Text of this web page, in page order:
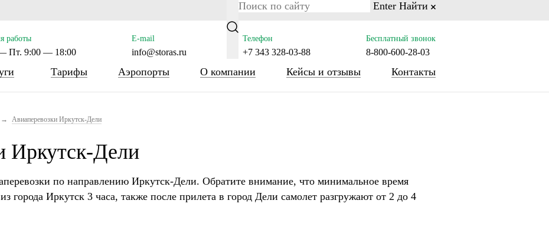
storas.ru/public_html/wp-content/themes/tsl-theme/header.php on line 77 Enter Найти
работы
Пт. 9:00 — 18:00
E-mail
info@storas.ru
Телефон
+7 343 328-03-88
Бесплатный звонок
8-800-600-28-03
Тарифы Аэропорты О компании Кейсы и отзывы Контакты
→ Авиаперевозки Иркутск-Дели
Иркутск-Дели
по направлению Иркутск-Дели. Обратите внимание, что минимальное время
города Иркутск 3 часа, также после прилета в город Дели самолет разгружают от 2 до 4